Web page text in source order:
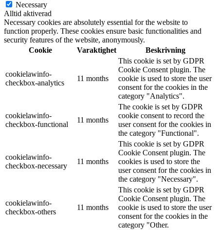
Necessary
Alltid aktiverad
Necessary cookies are absolutely essential for the website to
function properly. These cookies ensure basic functionalities and
security features of the website, anonymously.
Cookie
Varaktighet Beskrivning
cookielawinfo-
checkbox-analytics
11 months
This cookie is set by GDPR
Cookie Consent plugin. The
cookie is used to store the user
consent for the cookies in the
category "Analytics".
cookielawinfo-
checkbox-functional
11 months
The cookie is set by GDPR
cookie consent to record the
user consent for the cookies in
the category "Functional".
cookielawinfo-
checkbox-necessary
11 months
This cookie is set by GDPR
Cookie Consent plugin. The
cookies is used to store the
user consent for the cookies in
the category "Necessary".
cookielawinfo-
checkbox-others
11 months
This cookie is set by GDPR
Cookie Consent plugin. The
cookie is used to store the user
consent for the cookies in the
category "Other.